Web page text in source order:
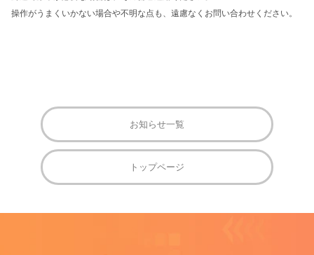
操作がうまくいかない場合や不明な点も、遠慮なくお問い合わせください。
お知らせ一覧
トップページ